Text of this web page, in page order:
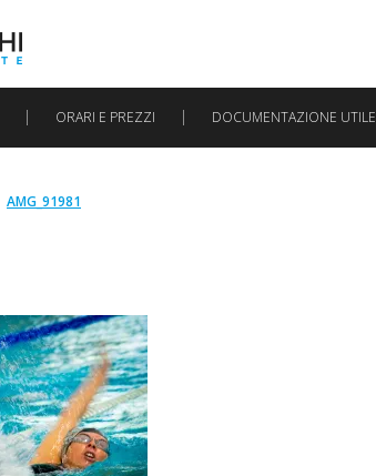
ORARI E PREZZI DOCUMENTAZIONE UTILE
AMG_91981